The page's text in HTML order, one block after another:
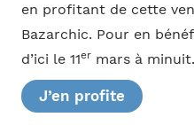
en profitant de cette
Bazarchic. Pour en
d’ici le 11ermars à minuit.
J’en profite